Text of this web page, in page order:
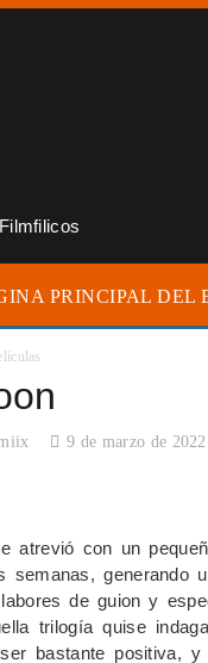
9 de marzo de 2022
atrevió con un
semanas, generando
de guion y
trilogía quise
bastante positiva,